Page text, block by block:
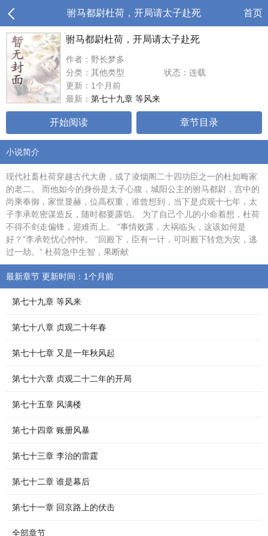
驸马都尉杜荷，开局请太子赴死 首页
驸马都尉杜荷，开局请太子赴死
作者：野长梦多
分类：其他类型
状态：连载
更新：1个月前
最新： 第七十九章 等风来
开始阅读 章节目录
小说简介
现代社畜杜荷穿越古代大唐，成了凌烟阁二十四功臣之一的杜如晦家
的老二。 而他如今的身份是太子心腹，城阳公主的驸马都尉，宫中的
尚乘奉御，家世显赫，位高权重，谁曾想到，当下是贞观十七年，太
子李承乾密谋造反，随时都要露馅。 为了自己个儿的小命着想，杜荷
不得不剑走偏锋，迎难而上。 “事情败露，大祸临头，这该如何是
好？”李承乾忧心忡忡。 “回殿下，臣有一计，可叫殿下转危为安，逃
过一劫。” 杜荷急中生智，果断献
最新章节 更新时间：1个月前
第七十九章 等风来
第七十八章 贞观二十年春
第七十七章 又是一年秋风起
第七十六章 贞观二十二年的开局
第七十五章 风满楼
第七十四章 账册风暴
第七十三章 李治的雷霆
第七十二章 谁是幕后
第七十一章 回京路上的伏击
全部章节